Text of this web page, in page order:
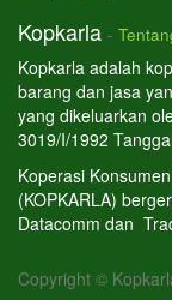
Kopkarla -
Kopkarla adalah
barang dan jasa
yang dikeluarkan
3019/I/1992
Koperasi
(KOPKARLA)
Datacomm dan
Copyright ©